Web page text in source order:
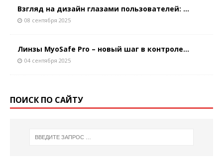
Взгляд на дизайн глазами пользователей: ...
08 сентября 2025
Линзы MyoSafe Pro – новый шаг в контроле...
04 сентября 2025
ПОИСК ПО САЙТУ